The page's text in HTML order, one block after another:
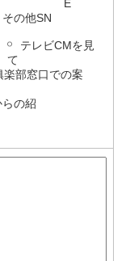
E
その他SN
テレビCMを見
て
楽部窓口での案
の紹